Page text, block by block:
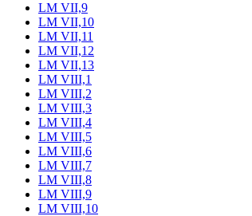
LM VII,9
LM VII,10
LM VII,11
LM VII,12
LM VII,13
LM VIII,1
LM VIII,2
LM VIII,3
LM VIII,4
LM VIII,5
LM VIII,6
LM VIII,7
LM VIII,8
LM VIII,9
LM VIII,10